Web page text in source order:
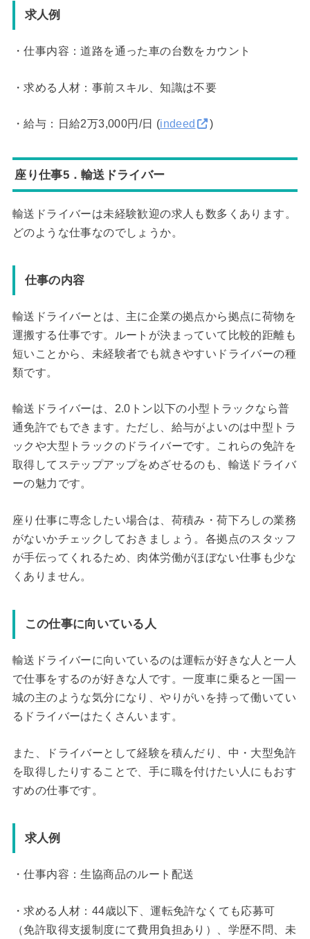
求人例
・仕事内容：道路を通った車の台数をカウント
・求める人材：事前スキル、知識は不要
・給与：日給2万3,000円/日 (indeed )
座り仕事5．輸送ドライバー
輸送ドライバーは未経験歓迎の求人も数多くあります。
どのような仕事なのでしょうか。
仕事の内容
輸送ドライバーとは、主に企業の拠点から拠点に荷物を
運搬する仕事です。ルートが決まっていて比較的距離も
短いことから、未経験者でも就きやすいドライバーの種
類です。
輸送ドライバーは、2.0トン以下の小型トラックなら普
通免許でもできます。ただし、給与がよいのは中型トラ
ックや大型トラックのドライバーです。これらの免許を
取得してステップアップをめざせるのも、輸送ドライバ
ーの魅力です。
座り仕事に専念したい場合は、荷積み・荷下ろしの業務
がないかチェックしておきましょう。各拠点のスタッフ
が手伝ってくれるため、肉体労働がほぼない仕事も少な
くありません。
この仕事に向いている人
輸送ドライバーに向いているのは運転が好きな人と一人
で仕事をするのが好きな人です。一度車に乗ると一国一
城の主のような気分になり、やりがいを持って働いてい
るドライバーはたくさんいます。
また、ドライバーとして経験を積んだり、中・大型免許
を取得したりすることで、手に職を付けたい人にもおす
すめの仕事です。
求人例
・仕事内容：生協商品のルート配送
・求める人材：44歳以下、運転免許なくても応募可
（免許取得支援制度にて費用負担あり）、学歴不問、未